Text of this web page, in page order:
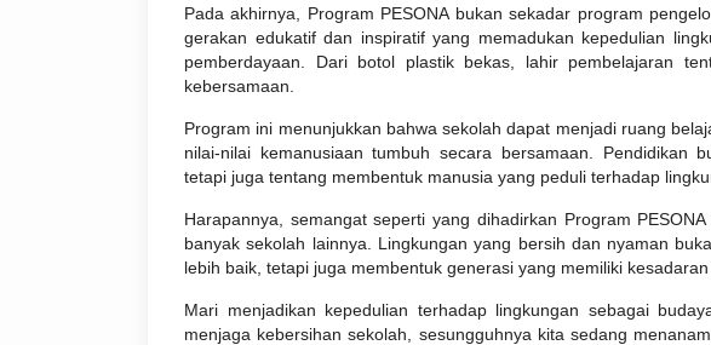
Pada akhirnya, Program PESONA bukan sekadar program
gerakan edukatif dan inspiratif yang memadukan kepedulian
pemberdayaan. Dari botol plastik bekas, lahir pembelajaran
kebersamaan.
Program ini menunjukkan bahwa sekolah dapat menjadi ruang
nilai-nilai kemanusiaan tumbuh secara bersamaan. Pendidikan
tetapi juga tentang membentuk manusia yang peduli terhadap
Harapannya, semangat seperti yang dihadirkan Program
banyak sekolah lainnya. Lingkungan yang bersih dan nyaman
lebih baik, tetapi juga membentuk generasi yang memiliki
Mari menjadikan kepedulian terhadap lingkungan sebagai
menjaga kebersihan sekolah, sesungguhnya kita sedang